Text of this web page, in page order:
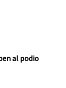
al podio